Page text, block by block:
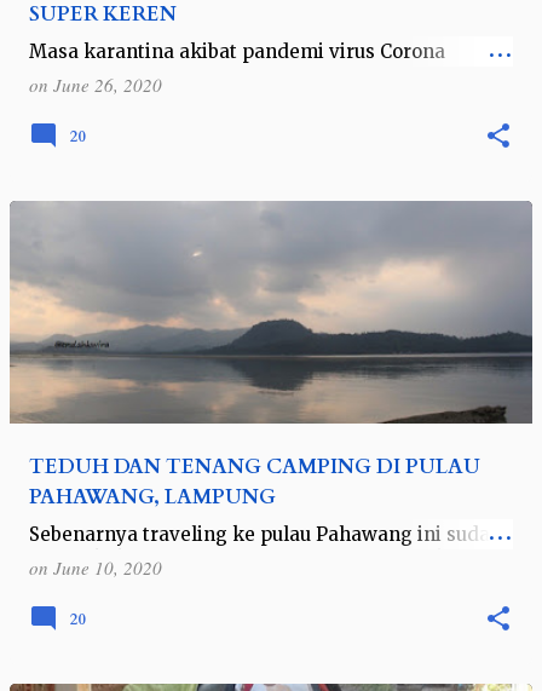
SUPER KEREN
Masa karantina akibat pandemi virus Corona
memang membuat rencana semua orang, termasuk
saya, jadi banyak yang batal. Apalagi saat
mendekati libur lebaran. Namun, meskipun jadwal
…
on June 26, 2020
20
TEDUH DAN TENANG CAMPING DI PULAU
PAHAWANG, LAMPUNG
Sebenarnya traveling ke pulau Pahawang ini sudah
saya lakukan beberapa tahun silam. Namun karena
tingkat kemalasan plus sifat moody yang tidak jelas
juntrungannya, akhirnya baru…
on June 10, 2020
20